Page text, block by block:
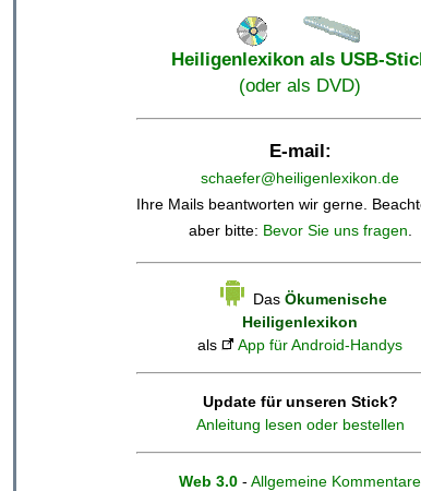
Heiligenlexikon als USB-
(oder als DVD)
E-mail:
schaefer@heiligenlexikon.de
Ihre Mails beantworten wir gerne.
aber bitte: Bevor Sie uns fragen.
Das Ökumenische
Heiligenlexikon
als
App für Android-Handys
Update für unseren Stick?
Anleitung lesen oder bestellen
Web 3.0 - Allgemeine Kommentare